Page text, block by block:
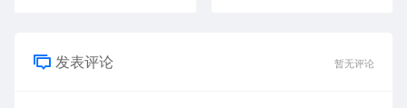
发表评论 暂无评论